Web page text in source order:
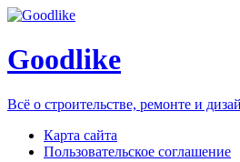
Goodlike
Всё о строительстве, ремонте и
Карта сайта
Пользовательское соглашение